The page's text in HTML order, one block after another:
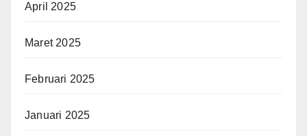
April 2025
Maret 2025
Februari 2025
Januari 2025